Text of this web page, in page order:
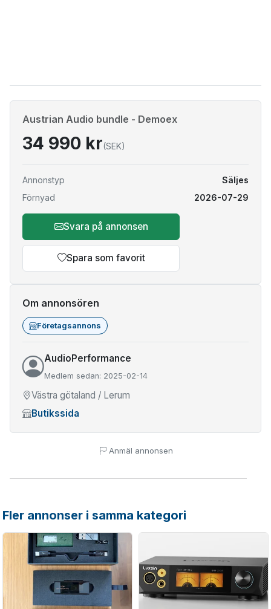
Austrian Audio bundle - Demoex
34 990 kr(SEK)
Annonstyp
Säljes
Förnyad
2026-07-29
Svara på annonsen
Spara som favorit
Om annonsören
Företagsannons
AudioPerformance
Medlem sedan: 2025-02-14
Västra götaland / Lerum
Butikssida
Anmäl annonsen
Fler annonser i samma kategori